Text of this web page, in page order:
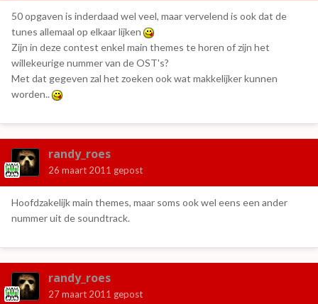
50 opgaven is inderdaad wel veel, maar vervelend is ook dat de
tunes allemaal op elkaar lijken
Zijn in deze contest enkel main themes te horen of zijn het
willekeurige nummer van de OST's?
Met dat gegeven zal het zoeken ook wat makkelijker kunnen
worden..
randy_roes
26 maart 2011 gepost
Hoofdzakelijk main themes, maar soms ook wel eens een ander
nummer uit de soundtrack.
randy_roes
27 maart 2011 gepost